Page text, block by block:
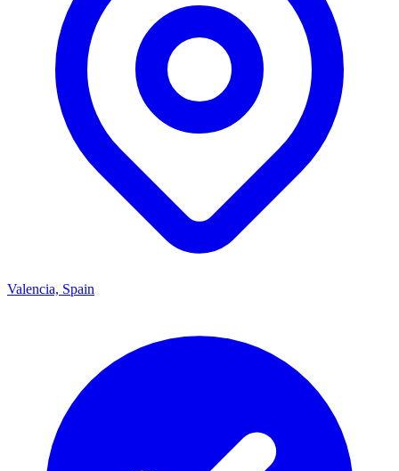
Valencia, Spain